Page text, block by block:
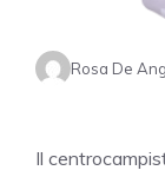
Rosa De
Il